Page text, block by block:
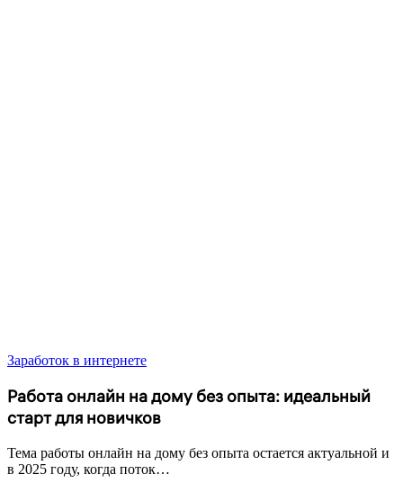
Заработок в интернете
Работа онлайн на дому без опыта: идеальный
старт для новичков
Тема работы онлайн на дому без опыта остается актуальной и
в 2025 году, когда поток…